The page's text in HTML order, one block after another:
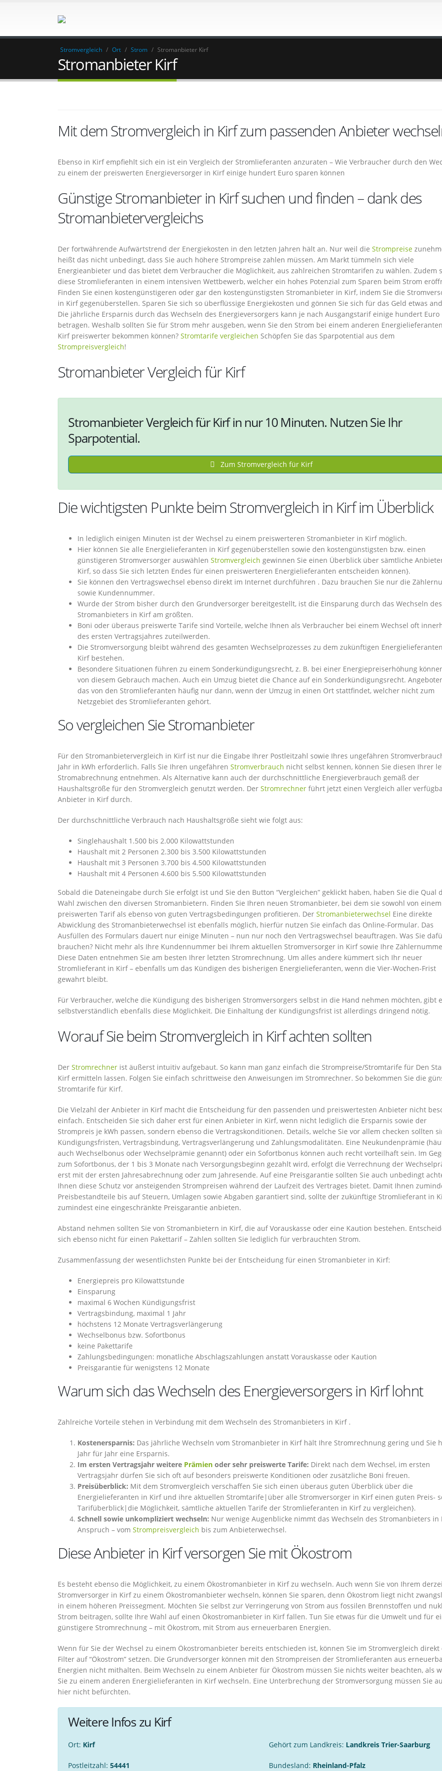
Stromvergleich / Ort / Strom / Stromanbieter Kirf
Stromanbieter Kirf
Mit dem Stromvergleich in Kirf zum passenden Anbieter
Ebenso in Kirf empfiehlt sich ein ist ein Vergleich der Stromlieferanten anzuraten – Wie Verbraucher durch den
zu einem der preiswerten Energieversorger in Kirf einige hundert Euro sparen können
Günstige Stromanbieter in Kirf suchen und finden – dank des
Stromanbietervergleichs
Der fortwährende Aufwärtstrend der Energiekosten in den letzten Jahren hält an. Nur weil die Strompreise
heißt das nicht unbedingt, dass Sie auch höhere Strompreise zahlen müssen. Am Markt tümmeln sich viele
Energieanbieter und das bietet dem Verbraucher die Möglichkeit, aus zahlreichen Stromtarifen zu wählen. Zudem
diese Stromlieferanten in einem intensiven Wettbewerb, welcher ein hohes Potenzial zum Sparen beim Strom
Finden Sie einen kostengünstigeren oder gar den kostengünstigsten Stromanbieter in Kirf, indem Sie die
in Kirf gegenüberstellen. Sparen Sie sich so überflüssige Energiekosten und gönnen Sie sich für das Geld etwas
Die jährliche Ersparnis durch das Wechseln des Energieversorgers kann je nach Ausgangstarif einige hundert Euro
betragen. Weshalb sollten Sie für Strom mehr ausgeben, wenn Sie den Strom bei einem anderen
Kirf preiswerter bekommen können? Stromtarife vergleichen Schöpfen Sie das Sparpotential aus dem
Strompreisvergleich!
Stromanbieter Vergleich für Kirf
Stromanbieter Vergleich für Kirf in nur 10 Minuten. Nutzen Sie Ihr
Sparpotential.
Zum Stromvergleich für Kirf
Die wichtigsten Punkte beim Stromvergleich in Kirf im Überblick
In lediglich einigen Minuten ist der Wechsel zu einem preiswerteren Stromanbieter in Kirf möglich.
Hier können Sie alle Energielieferanten in Kirf gegenüberstellen sowie den kostengünstigsten bzw. einen
günstigeren Stromversorger auswählen Stromvergleich gewinnen Sie einen Überblick über sämtliche
Kirf, so dass Sie sich letzten Endes für einen preiswerteren Energielieferanten entscheiden können}.
Sie können den Vertragswechsel ebenso direkt im Internet durchführen . Dazu brauchen Sie nur die
sowie Kundennummer.
Wurde der Strom bisher durch den Grundversorger bereitgestellt, ist die Einsparung durch das Wechseln des
Stromanbieters in Kirf am größten.
Boni oder überaus preiswerte Tarife sind Vorteile, welche Ihnen als Verbraucher bei einem Wechsel oft
des ersten Vertragsjahres zuteilwerden.
Die Stromversorgung bleibt während des gesamten Wechselprozesses zu dem zukünftigen
Kirf bestehen.
Besondere Situationen führen zu einem Sonderkündigungsrecht, z. B. bei einer Energiepreiserhöhung
von diesem Gebrauch machen. Auch ein Umzug bietet die Chance auf ein Sonderkündigungsrecht.
das von den Stromlieferanten häufig nur dann, wenn der Umzug in einen Ort stattfindet, welcher nicht zum
Netzgebiet des Stromlieferanten gehört.
So vergleichen Sie Stromanbieter
Für den Stromanbietervergleich in Kirf ist nur die Eingabe Ihrer Postleitzahl sowie Ihres ungefähren
Jahr in kWh erforderlich. Falls Sie Ihren ungefähren Stromverbrauch nicht selbst kennen, können Sie diesen Ihrer
Stromabrechnung entnehmen. Als Alternative kann auch der durchschnittliche Energieverbrauch gemäß der
Haushaltsgröße für den Stromvergleich genutzt werden. Der Stromrechner führt jetzt einen Vergleich aller
Anbieter in Kirf durch.
Der durchschnittliche Verbrauch nach Haushaltsgröße sieht wie folgt aus:
Singlehaushalt 1.500 bis 2.000 Kilowattstunden
Haushalt mit 2 Personen 2.300 bis 3.500 Kilowattstunden
Haushalt mit 3 Personen 3.700 bis 4.500 Kilowattstunden
Haushalt mit 4 Personen 4.600 bis 5.500 Kilowattstunden
Sobald die Dateneingabe durch Sie erfolgt ist und Sie den Button “Vergleichen” geklickt haben, haben Sie die Qual
Wahl zwischen den diversen Stromanbietern. Finden Sie Ihren neuen Stromanbieter, bei dem sie sowohl von einem
preiswerten Tarif als ebenso von guten Vertragsbedingungen profitieren. Der Stromanbieterwechsel Eine direkte
Abwicklung des Stromanbieterwechsel ist ebenfalls möglich, hierfür nutzen Sie einfach das Online-Formular. Das
Ausfüllen des Formulars dauert nur einige Minuten – nun nur noch den Vertragswechsel beauftragen. Was Sie
brauchen? Nicht mehr als Ihre Kundennummer bei Ihrem aktuellen Stromversorger in Kirf sowie Ihre
Diese Daten entnehmen Sie am besten Ihrer letzten Stromrechnung. Um alles andere kümmert sich Ihr neuer
Stromlieferant in Kirf – ebenfalls um das Kündigen des bisherigen Energielieferanten, wenn die Vier-Wochen-Frist
gewahrt bleibt.
Für Verbraucher, welche die Kündigung des bisherigen Stromversorgers selbst in die Hand nehmen möchten, gibt
selbstverständlich ebenfalls diese Möglichkeit. Die Einhaltung der Kündigungsfrist ist allerdings dringend nötig.
Worauf Sie beim Stromvergleich in Kirf achten sollten
Der Stromrechner ist äußerst intuitiv aufgebaut. So kann man ganz einfach die Strompreise/Stromtarife für Den
Kirf ermitteln lassen. Folgen Sie einfach schrittweise den Anweisungen im Stromrechner. So bekommen Sie die
Stromtarife für Kirf.
Die Vielzahl der Anbieter in Kirf macht die Entscheidung für den passenden und preiswertesten Anbieter nicht
einfach. Entscheiden Sie sich daher erst für einen Anbieter in Kirf, wenn nicht lediglich die Ersparnis sowie der
Strompreis je kWh passen, sondern ebenso die Vertragskonditionen. Details, welche Sie vor allem checken sollten
Kündigungsfristen, Vertragsbindung, Vertragsverlängerung und Zahlungsmodalitäten. Eine Neukundenprämie
auch Wechselbonus oder Wechselprämie genannt) oder ein Sofortbonus können auch recht vorteilhaft sein. Im
zum Sofortbonus, der 1 bis 3 Monate nach Versorgungsbeginn gezahlt wird, erfolgt die Verrechnung der
erst mit der ersten Jahresabrechnung oder zum Jahresende. Auf eine Preisgarantie sollten Sie auch unbedingt
Ihnen diese Schutz vor ansteigenden Strompreisen während der Laufzeit des Vertrages bietet. Damit Ihnen
Preisbestandteile bis auf Steuern, Umlagen sowie Abgaben garantiert sind, sollte der zukünftige Stromlieferant in
zumindest eine eingeschränkte Preisgarantie anbieten.
Abstand nehmen sollten Sie von Stromanbietern in Kirf, die auf Vorauskasse oder eine Kaution bestehen.
sich ebenso nicht für einen Pakettarif – Zahlen sollten Sie lediglich für verbrauchten Strom.
Zusammenfassung der wesentlichsten Punkte bei der Entscheidung für einen Stromanbieter in Kirf:
Energiepreis pro Kilowattstunde
Einsparung
maximal 6 Wochen Kündigungsfrist
Vertragsbindung, maximal 1 Jahr
höchstens 12 Monate Vertragsverlängerung
Wechselbonus bzw. Sofortbonus
keine Pakettarife
Zahlungsbedingungen: monatliche Abschlagszahlungen anstatt Vorauskasse oder Kaution
Preisgarantie für wenigstens 12 Monate
Warum sich das Wechseln des Energieversorgers in Kirf lohnt
Zahlreiche Vorteile stehen in Verbindung mit dem Wechseln des Stromanbieters in Kirf .
Kostenersparnis: Das jährliche Wechseln vom Stromanbieter in Kirf hält Ihre Stromrechnung gering und Sie
Jahr für Jahr eine Ersparnis.
Im ersten Vertragsjahr weitere Prämien oder sehr preiswerte Tarife: Direkt nach dem Wechsel, im ersten
Vertragsjahr dürfen Sie sich oft auf besonders preiswerte Konditionen oder zusätzliche Boni freuen.
Preisüberblick: Mit dem Stromvergleich verschaffen Sie sich einen überaus guten Überblick über die
Energielieferanten in Kirf und ihre aktuellen Stromtarife|über alle Stromversorger in Kirf einen guten Preis-
Tarifüberblick|die Möglichkeit, sämtliche aktuellen Tarife der Stromlieferanten in Kirf zu vergleichen}.
Schnell sowie unkompliziert wechseln: Nur wenige Augenblicke nimmt das Wechseln des Stromanbieters in
Anspruch – vom Strompreisvergleich bis zum Anbieterwechsel.
Diese Anbieter in Kirf versorgen Sie mit Ökostrom
Es besteht ebenso die Möglichkeit, zu einem Ökostromanbieter in Kirf zu wechseln. Auch wenn Sie von Ihrem
Stromversorger in Kirf zu einem Ökostromanbieter wechseln, können Sie sparen, denn Ökostrom liegt nicht
in einem höheren Preissegment. Möchten Sie selbst zur Verringerung von Strom aus fossilen Brennstoffen und
Strom beitragen, sollte Ihre Wahl auf einen Ökostromanbieter in Kirf fallen. Tun Sie etwas für die Umwelt und für
günstigere Stromrechnung – mit Ökostrom, mit Strom aus erneuerbaren Energien.
Wenn für Sie der Wechsel zu einem Ökostromanbieter bereits entschieden ist, können Sie im Stromvergleich direkt
Filter auf “Ökostrom” setzen. Die Grundversorger können mit den Strompreisen der Stromlieferanten aus
Energien nicht mithalten. Beim Wechseln zu einem Anbieter für Ökostrom müssen Sie nichts weiter beachten, als
Sie zu einem anderen Energielieferanten in Kirf wechseln. Eine Unterbrechung der Stromversorgung müssen Sie
hier nicht befürchten.
Weitere Infos zu Kirf
Ort: Kirf
Postleitzahl: 54441
Gehört zum Landkreis: Landkreis Trier-Saarburg
Bundesland: Rheinland-Pfalz